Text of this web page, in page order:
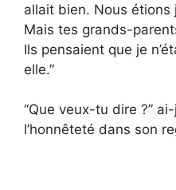
allait bien. Nous étions
Mais tes grands-
Ils pensaient que je
elle.”
“Que veux-tu dire ?”
l’honnêteté dans son